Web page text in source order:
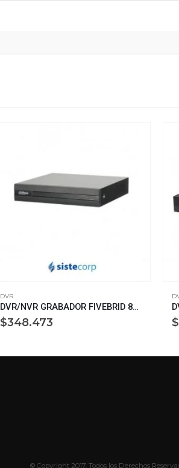
DVR
DVR/NVR GRABADOR FIVEBRID 8+2CH H.265 2M AI CODING 1 HDD – SMD PLUS 4CH DAHUA (XVR1B08H-I)
$348.473 $
© Copyright 2017. Todos los Derechos